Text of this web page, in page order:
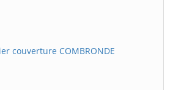
couverture COMBRONDE